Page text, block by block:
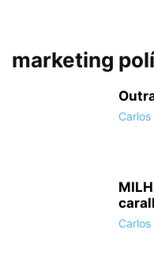
marketing